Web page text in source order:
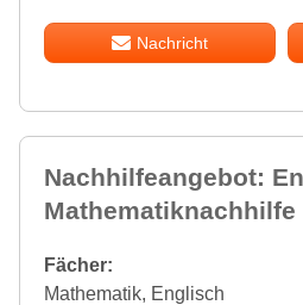
Nachricht
Nachhilfeangebot:
Mathematiknachhilfe
Fächer:
Mathematik, Englisch